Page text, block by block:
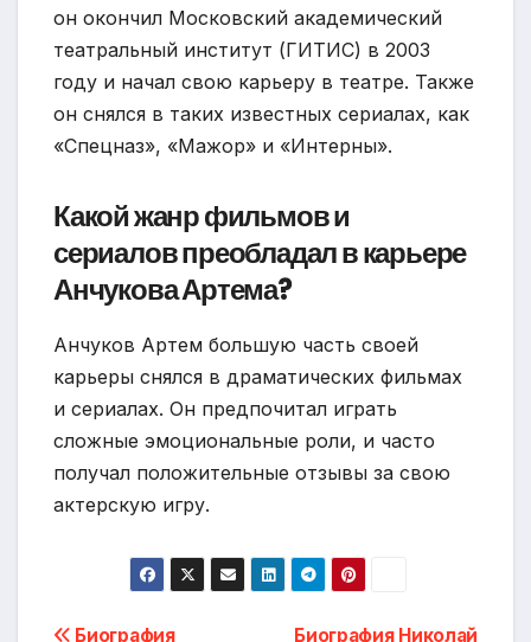
он окончил Московский академический
театральный институт (ГИТИС) в 2003
году и начал свою карьеру в театре. Также
он снялся в таких известных сериалах, как
«Спецназ», «Мажор» и «Интерны».
Какой жанр фильмов и
сериалов преобладал в карьере
Анчукова Артема?
Анчуков Артем большую часть своей
карьеры снялся в драматических фильмах
и сериалах. Он предпочитал играть
сложные эмоциональные роли, и часто
получал положительные отзывы за свою
актерскую игру.
Биография Николай
Биография